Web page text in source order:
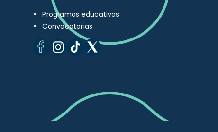
Programas educativos
Convocatorias